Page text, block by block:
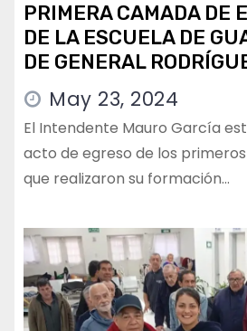
PRIMERA CAMADA DE
DE LA ESCUELA DE
DE GENERAL
May 23, 2024
El Intendente Mauro García
acto de egreso de los
que realizaron su formación…